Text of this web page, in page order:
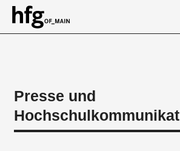
Über
Presse und